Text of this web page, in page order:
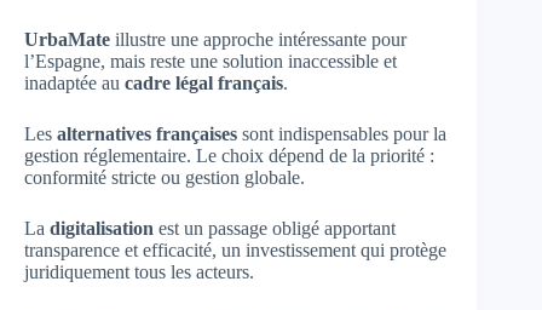
UrbaMate illustre une approche intéressante pour
l’Espagne, mais reste une solution inaccessible et
inadaptée au cadre légal français.
Les alternatives françaises sont indispensables pour la
gestion réglementaire. Le choix dépend de la priorité :
conformité stricte ou gestion globale.
La digitalisation est un passage obligé apportant
transparence et efficacité, un investissement qui protège
juridiquement tous les acteurs.